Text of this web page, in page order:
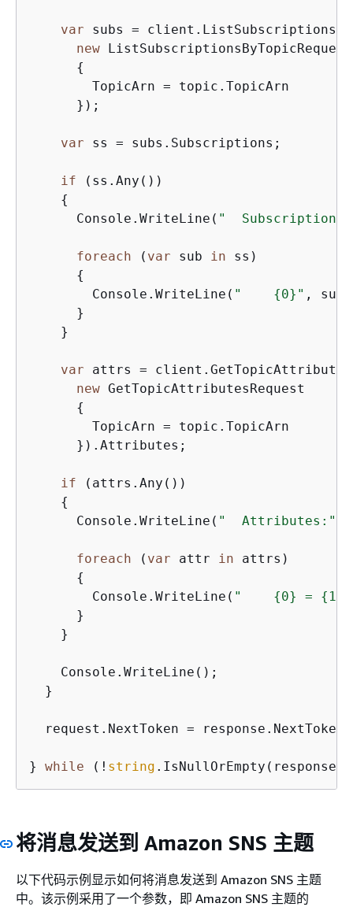
var subs =
new ListSubscriptionsByTopicRequest
{
        TopicArn = topic.TopicArn
      });
var ss = subs.Subscriptions;
if (ss.Any())
{
      Console.WriteLine(
"
foreach ( var sub in ss)
{
        Console.WriteLine(
" {0}" ,
      }
    }
var attrs =
new GetTopicAttributesRequest
{
        TopicArn = topic.TopicArn
      }).Attributes;
if (attrs.Any())
{
      Console.WriteLine(
"  Attributes:"
foreach ( var attr in attrs)
{
        Console.WriteLine(
" {0} = { 1}"
      }
    }
    Console.WriteLine();
  }
  request.NextToken = response.NextToken;
} while (! string
将消息发送到 Amazon SNS 主题
以下代码示例显示如何将消息发送到 Amazon SNS 主题
中。该示例采用了一个参数，即 Amazon SNS 主题的